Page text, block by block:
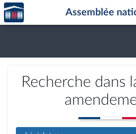
Aller au contenu
Aller en bas de la page
Accèder
à la
page
Assemblée
Recherche dans